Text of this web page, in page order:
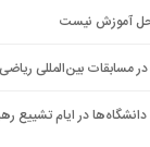
محل آموزش نیست
در مسابقات بین‌المللی
دانشگاه‌ها در ایام تشییع